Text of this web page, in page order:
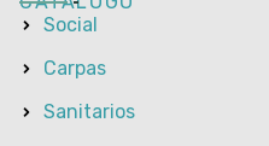
Social
Carpas
Sanitarios